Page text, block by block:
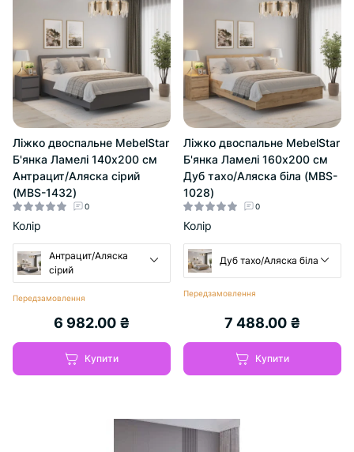
Ліжко двоспальне MebelStar
Б'янка Ламелі 140x200 см
Антрацит/Аляска сірий
(MBS-1432)
Колір
Антрацит/Аляска
сірий
Передзамовлення
0
6 982.00 ₴
Купити
Ліжко двоспальне MebelStar
Б'янка Ламелі 160x200 см
Дуб тахо/Аляска біла (MBS-
1028)
Колір
Дуб тахо/Аляска біла
Передзамовлення
0
7 488.00 ₴
Купити